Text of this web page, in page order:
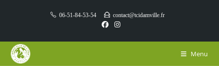
06-51-84-53-54 contact@tcidamville.fr
Menu